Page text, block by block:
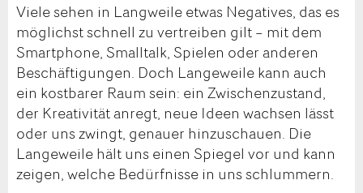
Viele sehen in Langweile etwas Negatives, das es
möglichst schnell zu vertreiben gilt – mit dem
Smartphone, Smalltalk, Spielen oder anderen
Beschäftigungen. Doch Langeweile kann auch
ein kostbarer Raum sein: ein Zwischenzustand,
der Kreativität anregt, neue Ideen wachsen lässt
oder uns zwingt, genauer hinzuschauen. Die
Langeweile hält uns einen Spiegel vor und kann
zeigen, welche Bedürfnisse in uns schlummern.